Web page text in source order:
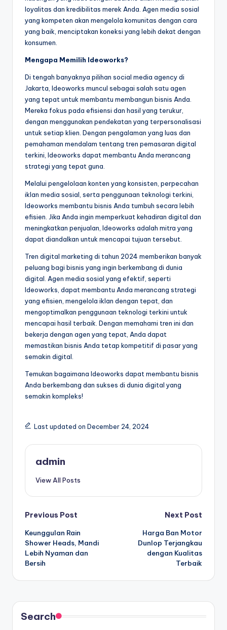
loyalitas dan kredibilitas merek Anda. Agen media sosial
yang kompeten akan mengelola komunitas dengan cara
yang baik, menciptakan koneksi yang lebih dekat dengan
konsumen.
Mengapa Memilih Ideoworks?
Di tengah banyaknya pilihan social media agency di
Jakarta, Ideoworks muncul sebagai salah satu agen
yang tepat untuk membantu membangun bisnis Anda.
Mereka fokus pada efisiensi dan hasil yang terukur,
dengan menggunakan pendekatan yang terpersonalisasi
untuk setiap klien. Dengan pengalaman yang luas dan
pemahaman mendalam tentang tren pemasaran digital
terkini, Ideoworks dapat membantu Anda merancang
strategi yang tepat guna.
Melalui pengelolaan konten yang konsisten, perpecahan
iklan media sosial, serta penggunaan teknologi terkini,
Ideoworks membantu bisnis Anda tumbuh secara lebih
efisien. Jika Anda ingin memperkuat kehadiran digital dan
meningkatkan penjualan, Ideoworks adalah mitra yang
dapat diandalkan untuk mencapai tujuan tersebut.
Tren digital marketing di tahun 2024 memberikan banyak
peluang bagi bisnis yang ingin berkembang di dunia
digital. Agen media sosial yang efektif, seperti
Ideoworks, dapat membantu Anda merancang strategi
yang efisien, mengelola iklan dengan tepat, dan
mengoptimalkan penggunaan teknologi terkini untuk
mencapai hasil terbaik. Dengan memahami tren ini dan
bekerja dengan agen yang tepat, Anda dapat
memastikan bisnis Anda tetap kompetitif di pasar yang
semakin digital.
Temukan bagaimana Ideoworks dapat membantu bisnis
Anda berkembang dan sukses di dunia digital yang
semakin kompleks!
Last updated on December 24, 2024
admin
View All Posts
Post
navigation
Previous Post
Keunggulan Rain
Shower Heads, Mandi
Lebih Nyaman dan
Bersih
Next Post
Harga Ban Motor
Dunlop Terjangkau
dengan Kualitas
Terbaik
Search